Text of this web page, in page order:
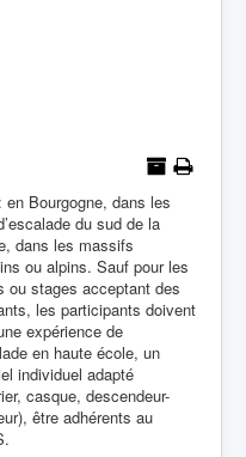
Bourgogne, dans les
du sud de la
dans les massifs
ou alpins. Sauf pour les
ou stages acceptant des
les participants doivent
expérience de
en haute école, un
individuel adapté
casque, descendeur-
être adhérents au